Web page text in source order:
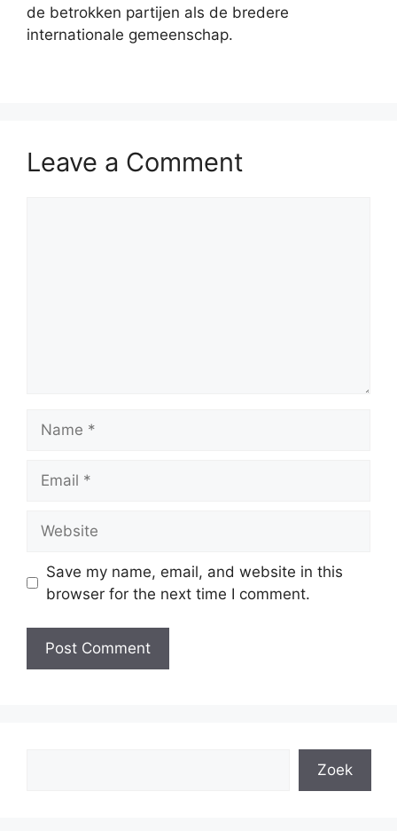
de betrokken partijen als de bredere
internationale gemeenschap.
Leave a Comment
Save my name, email, and website in this
browser for the next time I comment.
Zoek